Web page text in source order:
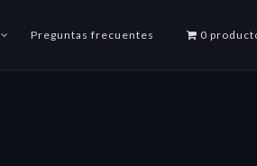
Preguntas frecuentes 0